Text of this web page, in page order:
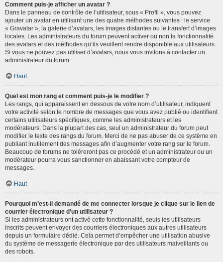
Comment puis-je afficher un avatar ?
Dans le panneau de contrôle de l’utilisateur, sous « Profil », vous pouvez
ajouter un avatar en utilisant une des quatre méthodes suivantes : le service
« Gravatar », la galerie d’avatars, les images distantes ou le transfert d’images
locales. Les administrateurs du forum peuvent activer ou non la fonctionnalité
des avatars et des méthodes qu’ils veuillent rendre disponible aux utilisateurs.
Si vous ne pouvez pas utiliser d’avatars, nous vous invitons à contacter un
administrateur du forum.
Haut
Quel est mon rang et comment puis-je le modifier ?
Les rangs, qui apparaissent en dessous de votre nom d’utilisateur, indiquent
votre activité selon le nombre de messages que vous avez publié ou identifient
certains utilisateurs spécifiques, comme les administrateurs et les
modérateurs. Dans la plupart des cas, seul un administrateur du forum peut
modifier le texte des rangs du forum. Merci de ne pas abuser de ce système en
publiant inutilement des messages afin d’augmenter votre rang sur le forum.
Beaucoup de forums ne toléreront pas ce procédé et un administrateur ou un
modérateur pourra vous sanctionner en abaissant votre compteur de
messages.
Haut
Pourquoi m’est-il demandé de me connecter lorsque je clique sur le lien de
courrier électronique d’un utilisateur ?
Si les administrateurs ont activé cette fonctionnalité, seuls les utilisateurs
inscrits peuvent envoyer des courriers électroniques aux autres utilisateurs
depuis un formulaire dédié. Cela permet d’empêcher une utilisation abusive
du système de messagerie électronique par des utilisateurs malveillants ou
des robots.